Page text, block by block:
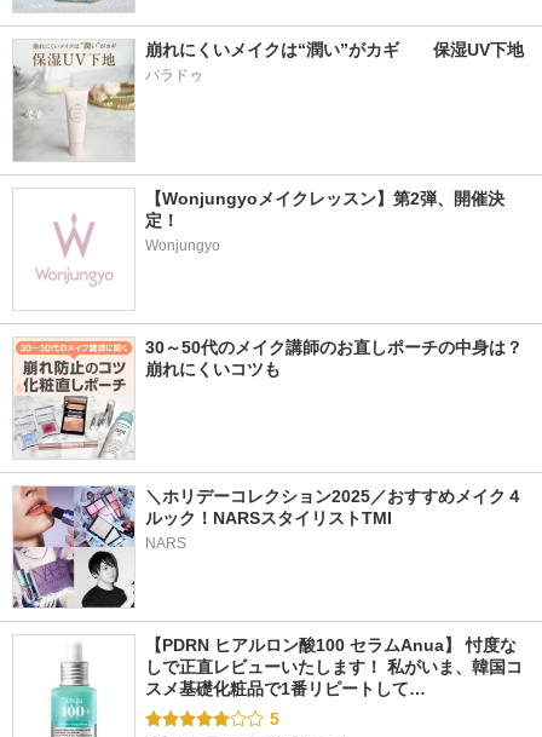
崩れにくいメイクは“潤い”がカギ　　保湿UV下地
パラドゥ
【Wonjungyoメイクレッスン】第2弾、開催決
定！
Wonjungyo
30～50代のメイク講師のお直しポーチの中身は？
崩れにくいコツも
＼ホリデーコレクション2025／おすすめメイク４
ルック！NARSスタイリストTMI
NARS
【PDRN ヒアルロン酸100 セラムAnua】 忖度な
しで正直レビューいたします！ 私がいま、韓国コ
スメ基礎化粧品で1番リピートして…
5